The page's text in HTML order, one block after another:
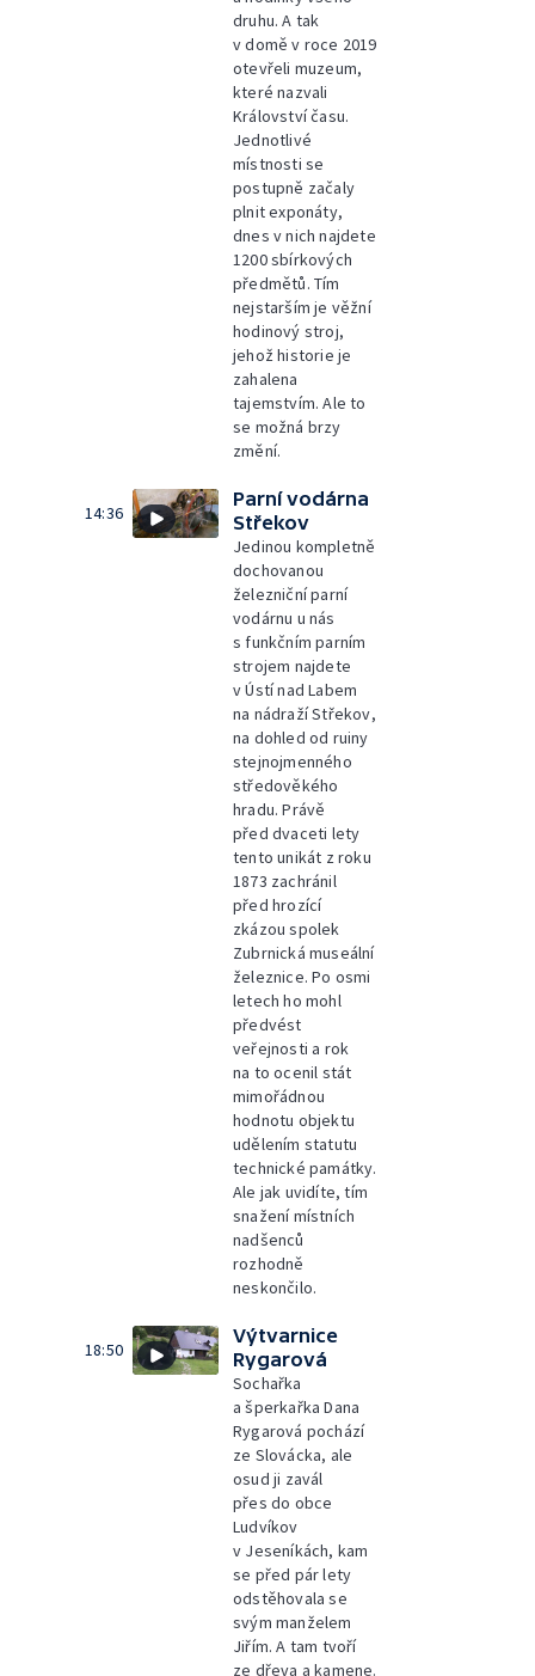
druhu. A tak
v domě v roce 2019
otevřeli muzeum,
které nazvali
Království času.
Jednotlivé
místnosti se
postupně začaly
plnit exponáty,
dnes v nich najdete
1200 sbírkových
předmětů. Tím
nejstarším je věžní
hodinový stroj,
jehož historie je
zahalena
tajemstvím. Ale to
se možná brzy
změní.
14:36
Parní vodárna
Střekov
Jedinou kompletně
dochovanou
železniční parní
vodárnu u nás
s funkčním parním
strojem najdete
v Ústí nad Labem
na nádraží Střekov,
na dohled od ruiny
stejnojmenného
středověkého
hradu. Právě
před dvaceti lety
tento unikát z roku
1873 zachránil
před hrozící
zkázou spolek
Zubrnická museální
železnice. Po osmi
letech ho mohl
předvést
veřejnosti a rok
na to ocenil stát
mimořádnou
hodnotu objektu
udělením statutu
technické památky.
Ale jak uvidíte, tím
snažení místních
nadšenců
rozhodně
neskončilo.
18:50
Výtvarnice
Rygarová
Sochařka
a šperkařka Dana
Rygarová pochází
ze Slovácka, ale
osud ji zavál
přes do obce
Ludvíkov
v Jeseníkách, kam
se před pár lety
odstěhovala se
svým manželem
Jiřím. A tam tvoří
ze dřeva a kamene.